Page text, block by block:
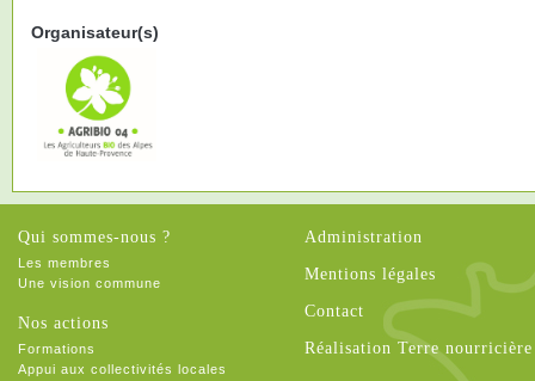
Organisateur(s)
Qui sommes-nous ?
Les membres
Une vision commune
Nos actions
Formations
Appui aux collectivités locales
Administration
Mentions légales
Contact
Réalisation Terre nourricière